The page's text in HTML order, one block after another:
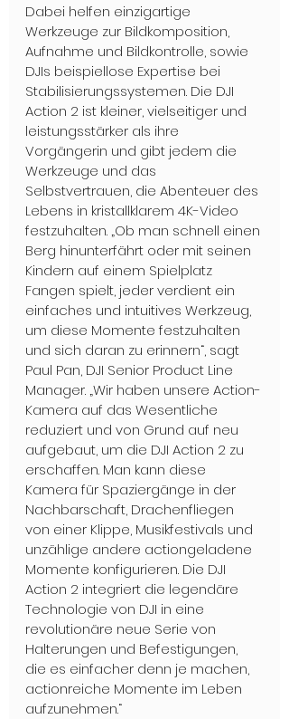
Dabei helfen einzigartige
Werkzeuge zur Bildkomposition,
Aufnahme und Bildkontrolle, sowie
DJIs beispiellose Expertise bei
Stabilisierungssystemen. Die DJI
Action 2 ist kleiner, vielseitiger und
leistungsstärker als ihre
Vorgängerin und gibt jedem die
Werkzeuge und das
Selbstvertrauen, die Abenteuer des
Lebens in kristallklarem 4K-Video
festzuhalten. „Ob man schnell einen
Berg hinunterfährt oder mit seinen
Kindern auf einem Spielplatz
Fangen spielt, jeder verdient ein
einfaches und intuitives Werkzeug,
um diese Momente festzuhalten
und sich daran zu erinnern“, sagt
Paul Pan, DJI Senior Product Line
Manager. „Wir haben unsere Action-
Kamera auf das Wesentliche
reduziert und von Grund auf neu
aufgebaut, um die DJI Action 2 zu
erschaffen. Man kann diese
Kamera für Spaziergänge in der
Nachbarschaft, Drachenfliegen
von einer Klippe, Musikfestivals und
unzählige andere actiongeladene
Momente konfigurieren. Die DJI
Action 2 integriert die legendäre
Technologie von DJI in eine
revolutionäre neue Serie von
Halterungen und Befestigungen,
die es einfacher denn je machen,
actionreiche Momente im Leben
aufzunehmen.“